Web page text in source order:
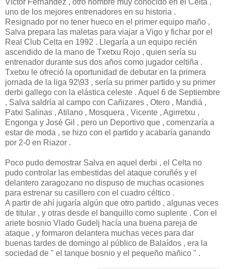
Victor Fernández , otro hombre muy conocido en el Celta ,
uno de los mejores entrenadores en su historia .
Resignado por no tener hueco en el primer equipo maño ,
Salva prepara las maletas para viajar a Vigo y fichar por el
Real Club Celta en 1992 . Llegaría a un equipo recién
ascendido de la mano de Txetxu Rojo , quien sería su
entrenador durante sus dos años como jugador celtiña .
Txetxu le ofreció la oportunidad de debutar en la primera
jornada de la liga 92\93 , sería su primer partido y su primer
derbi gallego con la elástica celeste . Aquel 6 de Septiembre
, Salva saldría al campo con Cañizares , Otero , Mandiá ,
Patxi Salinas , Atilano , Mosquera , Vicente , Agirretxu ,
Engonga y José Gil , pero un Deportivo que , comenzaría a
estar de moda , se hizo con el partido y acabaría ganando
por 2-0 en Riazor .
Poco pudo demostrar Salva en aquel derbi , el Celta no
pudo controlar las embestidas del ataque coruñés y el
delantero zaragozano no dispuso de muchas ocasiones
para estrenar su casillero con el cuadro céltico .
A partir de ahí jugaría algún que otro partido , algunas veces
de titular , y otras desde el banquillo como suplente . Con el
ariete bosnio Vlado Gudelj hacía una buena pareja de
ataque , y formaron delantera muchas veces para dar
buenas tardes de domingo al público de Balaídos , era la
sociedad de " el tanque bosnio y el pequeño mañico " .